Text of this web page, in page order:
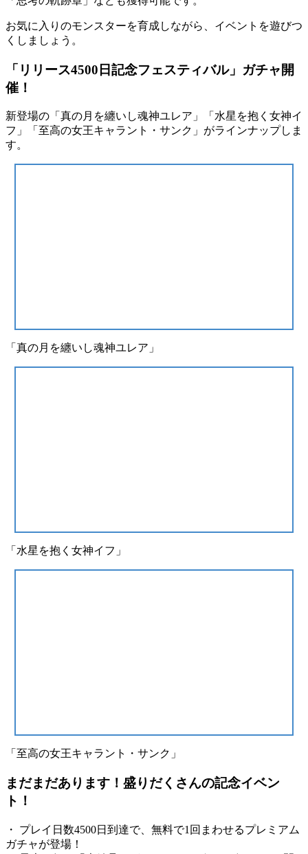
お気に入りのモンスターを育成しながら、イベントを遊びつ
くしましょう。
「リリース4500日記念フェスティバル」ガチャ開
催！
新登場の「真の月を纏いし魂神ユレア」「水星を抱く女神イ
フ」「至高の女王キャラント・サンク」がラインナップしま
す。
「真の月を纏いし魂神ユレア」
「水星を抱く女神イフ」
「至高の女王キャラント・サンク」
まだまだあります！盛りだくさんの記念イベン
ト！
・ プレイ日数4500日到達で、無料で1回まわせるプレミアム
ガチャが登場！